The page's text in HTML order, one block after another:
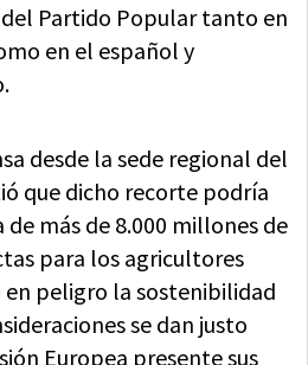
Partido Popular tanto en
en el español y
desde la sede regional del
que dicho recorte podría
más de 8.000 millones de
para los agricultores
peligro la sostenibilidad
se dan justo
Europea presente sus